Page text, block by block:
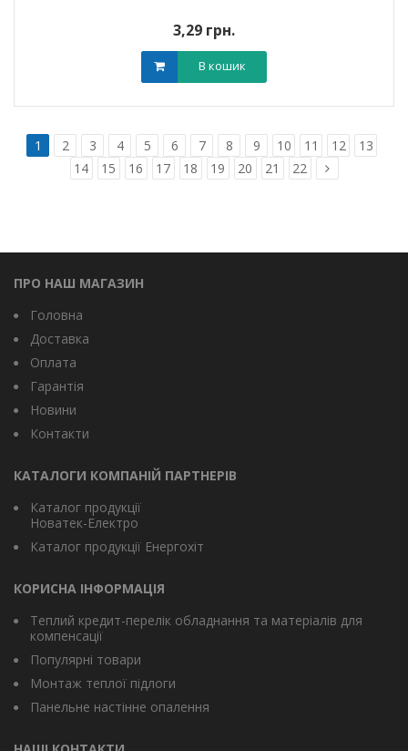
3,29 грн.
В кошик
1 2 3 4 5 6 7 8 9 10 11 12
13
14
15 16 17 18 19 20 21 22
ПРО НАШ МАГАЗИН
Головна
Доставка
Оплата
Гарантія
Новини
Контакти
КАТАЛОГИ КОМПАНІЙ ПАРТНЕРІВ
Каталог продукції
Новатек-Електро
Каталог продукції Енергохіт
КОРИСНА ІНФОРМАЦІЯ
Теплий кредит-перелік обладнання та матеріалів для
компенсації
Популярні товари
Монтаж теплої підлоги
Панельне настінне опалення